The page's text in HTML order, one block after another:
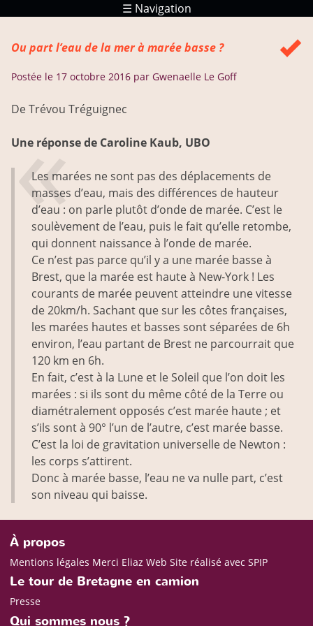
☰ Navigation
Ressources
Ou part l’eau de la mer à marée basse ?
Postée le 17 octobre 2016 par Gwenaelle Le Goff
De Trévou Tréguignec
Une réponse de Caroline Kaub, UBO
Les marées ne sont pas des déplacements de
masses d’eau, mais des différences de hauteur
d’eau : on parle plutôt d’onde de marée. C’est le
soulèvement de l’eau, puis le fait qu’elle retombe,
qui donnent naissance à l’onde de marée.
Ce n’est pas parce qu’il y a une marée basse à
Brest, que la marée est haute à New-York ! Les
courants de marée peuvent atteindre une vitesse
de 20km/h. Sachant que sur les côtes françaises,
les marées hautes et basses sont séparées de 6h
environ, l’eau partant de Brest ne parcourrait que
120 km en 6h.
En fait, c’est à la Lune et le Soleil que l’on doit les
marées : si ils sont du même côté de la Terre ou
diamétralement opposés c’est marée haute ; et
s’ils sont à 90° l’un de l’autre, c’est marée basse.
C’est la loi de gravitation universelle de Newton :
les corps s’attirent.
Donc à marée basse, l’eau ne va nulle part, c’est
son niveau qui baisse.
À propos
Mentions légales Merci Eliaz Web Site réalisé avec SPIP
Le tour de Bretagne en camion
Presse
Qui sommes nous ?